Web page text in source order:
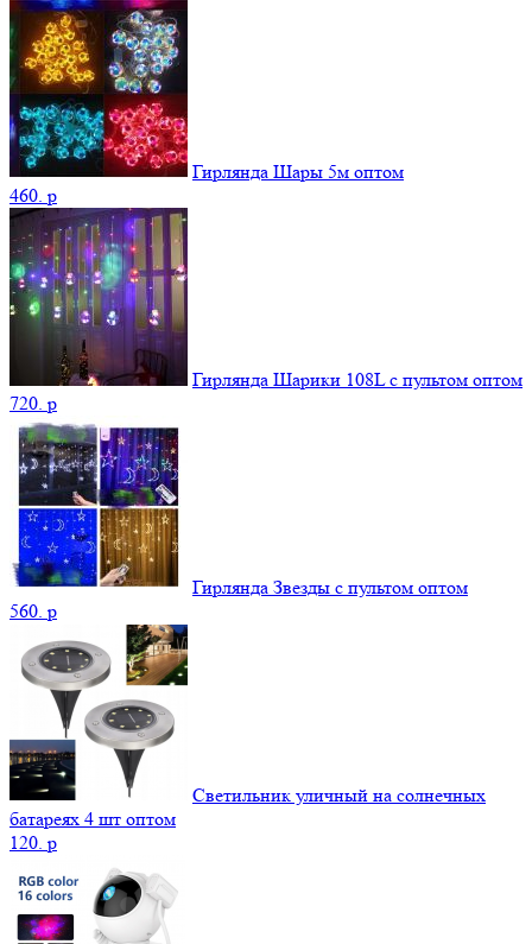
Гирлянда Шары 5м оптом
460. p
Гирлянда Шарики 108L с пультом оптом
720. p
Гирлянда Звезды с пультом оптом
560. p
Светильник уличный на солнечных
батареях 4 шт оптом
120. p